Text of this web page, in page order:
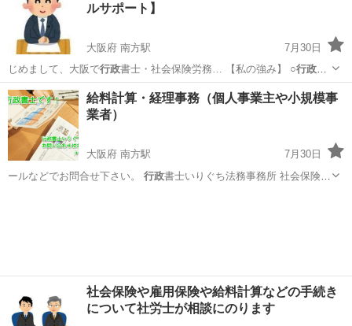
ルサポート】
大阪府 南方駅
7月30日
じめまして、大阪で行政書士・社会保険労務… 【私の強み】 ○行政書
士歴13年＋社労… 時頃」行政書士いりぐち法務事…
大阪 大阪市 南方駅 その他 愚痴
給料計算・経理事務（個人事業主や小規模事
業者）
大阪府 南方駅
7月30日
ールなどでお問合せ下さい。 行政書士いりぐち法務事務所 社会保険労
社会保険や雇用保険や給料計算などの手続き
について社労士が相談にのります